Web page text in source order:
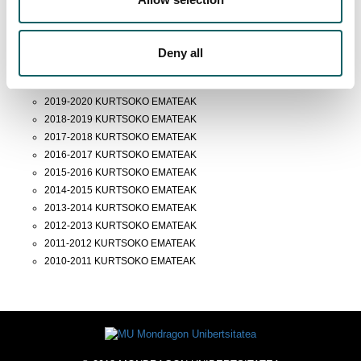
Deny all
2023-2024 KURTSOKO EMATEAK
2022-2023 KURTSOKO EMATEAK
2019-2020 KURTSOKO EMATEAK
2018-2019 KURTSOKO EMATEAK
2017-2018 KURTSOKO EMATEAK
2016-2017 KURTSOKO EMATEAK
2015-2016 KURTSOKO EMATEAK
2014-2015 KURTSOKO EMATEAK
2013-2014 KURTSOKO EMATEAK
2012-2013 KURTSOKO EMATEAK
2011-2012 KURTSOKO EMATEAK
2010-2011 KURTSOKO EMATEAK